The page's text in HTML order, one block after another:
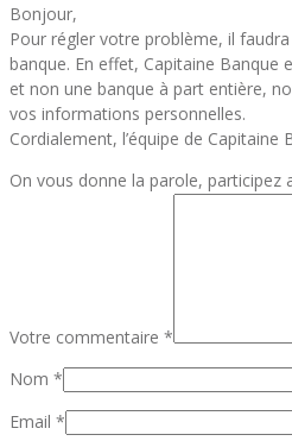
Bonjour,
Pour régler votre problème, il
banque. En effet, Capitaine Banque
et non une banque à part entière,
vos informations personnelles.
Cordialement, l’équipe de Capitaine
On vous donne la parole, participez
Votre commentaire *
Nom *
Email *